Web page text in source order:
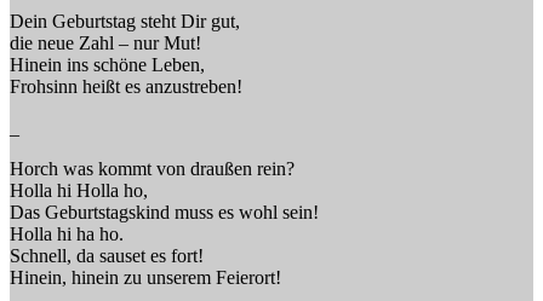
Dein Geburtstag steht Dir gut,
die neue Zahl – nur Mut!
Hinein ins schöne Leben,
Frohsinn heißt es anzustreben!
Horch was kommt von draußen rein?
Holla hi Holla ho,
Das Geburtstagskind muss es wohl sein!
Holla hi ha ho.
Schnell, da sauset es fort!
Hinein, hinein zu unserem Feierort!